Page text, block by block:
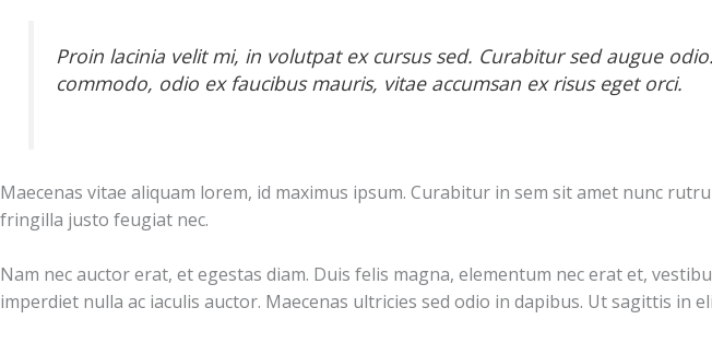
Proin lacinia velit mi, in volutpat ex cursus sed. Curabitur sed augue
commodo, odio ex faucibus mauris, vitae accumsan ex risus eget orci.
Maecenas vitae aliquam lorem, id maximus ipsum. Curabitur in sem sit amet nunc
fringilla justo feugiat nec.
Nam nec auctor erat, et egestas diam. Duis felis magna, elementum nec erat et,
imperdiet nulla ac iaculis auctor. Maecenas ultricies sed odio in dapibus. Ut sagittis in